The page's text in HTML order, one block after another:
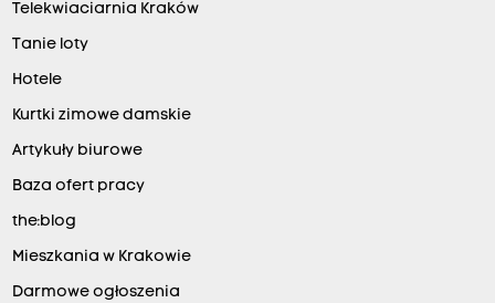
Telekwiaciarnia Kraków
Tanie loty
Hotele
Kurtki zimowe damskie
Artykuły biurowe
Baza ofert pracy
the:blog
Mieszkania w Krakowie
Darmowe ogłoszenia